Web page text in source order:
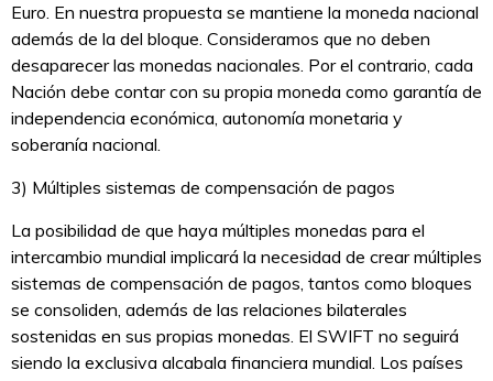
Euro. En nuestra propuesta se mantiene la moneda nacional
además de la del bloque. Consideramos que no deben
desaparecer las monedas nacionales. Por el contrario, cada
Nación debe contar con su propia moneda como garantía de
independencia económica, autonomía monetaria y
soberanía nacional.
3) Múltiples sistemas de compensación de pagos
La posibilidad de que haya múltiples monedas para el
intercambio mundial implicará la necesidad de crear múltiples
sistemas de compensación de pagos, tantos como bloques
se consoliden, además de las relaciones bilaterales
sostenidas en sus propias monedas. El SWIFT no seguirá
siendo la exclusiva alcabala financiera mundial. Los países